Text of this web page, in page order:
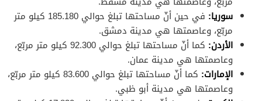
سوريا:
في حين أنّ مساحتها تبلغ حوالي 185.180 كيلو متر
مربّع، وعاصمتها هي مدينة دمشق.
الأردن:
كما أنّ مساحتها تبلغ حوالي 92.300 كيلو متر مربّع،
وعاصمتها هي مدينة عمان.
الإمارات:
كما أنّ مساحتها تبلغ حوالي 83.600 كيلو متر مربّع،
وعاصمتها هي مدينة أبو ظبي.